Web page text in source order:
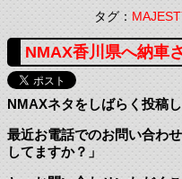
タグ：
NMAX香川県へ納車
NMAXネタをしばらく投稿
最近お電話でのお問い合わ
してますか？」